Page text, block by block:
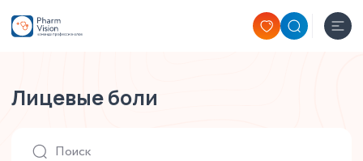
Лицевые боли